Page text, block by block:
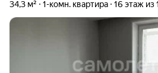
34,3 м² 1-комн. квартира 16 этаж из